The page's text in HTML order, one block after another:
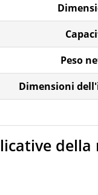
Peso
Dimensioni
della